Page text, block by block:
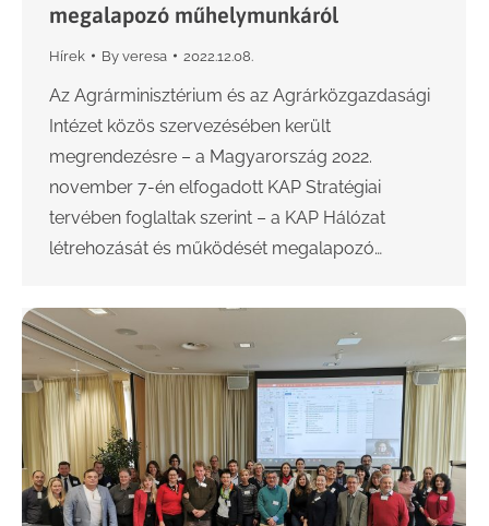
megalapozó műhelymunkáról
Hírek By veresa 2022.12.08.
Az Agrárminisztérium és az Agrárközgazdasági
Intézet közös szervezésében került
megrendezésre – a Magyarország 2022.
november 7-én elfogadott KAP Stratégiai
tervében foglaltak szerint – a KAP Hálózat
létrehozását és működését megalapozó…